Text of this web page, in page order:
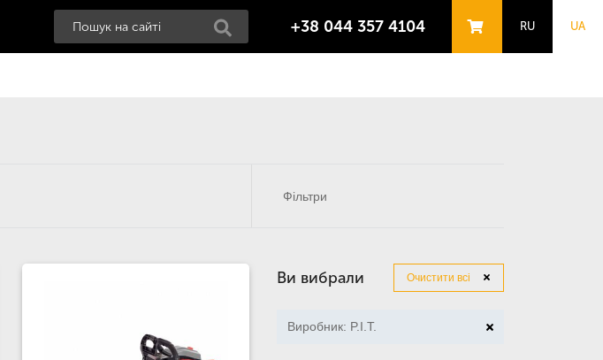
+38 044 357 4104 RU UA
Ви вибрали Очистити всі
Виробник: P.I.T.
Фільтри